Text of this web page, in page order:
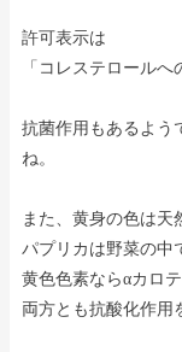
許可表示は
「コレステロール
抗菌作用もあるよう
ね。
また、黄身の色は天
パプリカは野菜の中
黄色色素ならαカロ
両方とも抗酸化作用